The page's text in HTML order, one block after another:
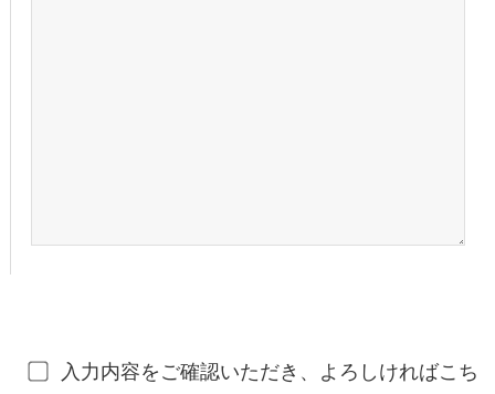
入力内容をご確認いただき、よろしければこち